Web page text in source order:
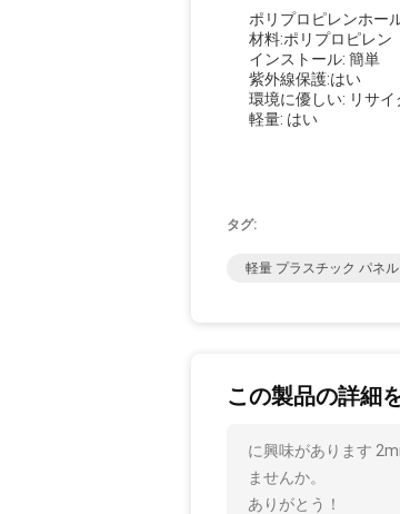
ポリプロピレンホー
材料:ポリプロピレン
インストール: 簡単
紫外線保護:はい
環境に優しい: リサ
軽量: はい
タグ:
軽量 プラスチック パネル
この製品の詳細
に興味があります
ませんか。
ありがとう！